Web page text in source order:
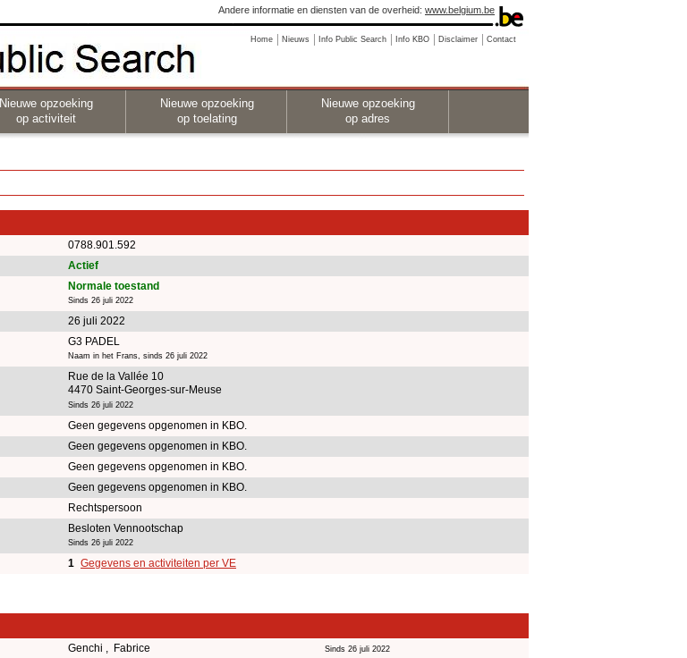
Andere informatie en diensten van de overheid: www.belgium.be
Home Nieuws Info Public Search Info KBO Disclaimer Contact
Nieuwe opzoeking
op activiteit
Nieuwe opzoeking
op toelating
Nieuwe opzoeking
op adres
0788.901.592
Actief
Normale toestand
Sinds 26 juli 2022
26 juli 2022
G3 PADEL
Naam in het Frans, sinds 26 juli 2022
Rue de la Vallée 10
4470 Saint-Georges-sur-Meuse
Sinds 26 juli 2022
Geen gegevens opgenomen in KBO.
Geen gegevens opgenomen in KBO.
Geen gegevens opgenomen in KBO.
Geen gegevens opgenomen in KBO.
Rechtspersoon
Besloten Vennootschap
Sinds 26 juli 2022
1 Gegevens en activiteiten per VE
Genchi , Fabrice Sinds 26 juli 2022